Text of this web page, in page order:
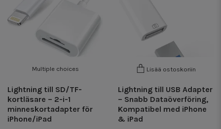
Multiple choices
Lightning till SD/TF-
kortläsare – 2-i-1
minneskortadapter för
iPhone/iPad
Lisää ostoskoriin
Lightning till USB Adapter
– Snabb Dataöverföring,
Kompatibel med iPhone
& iPad